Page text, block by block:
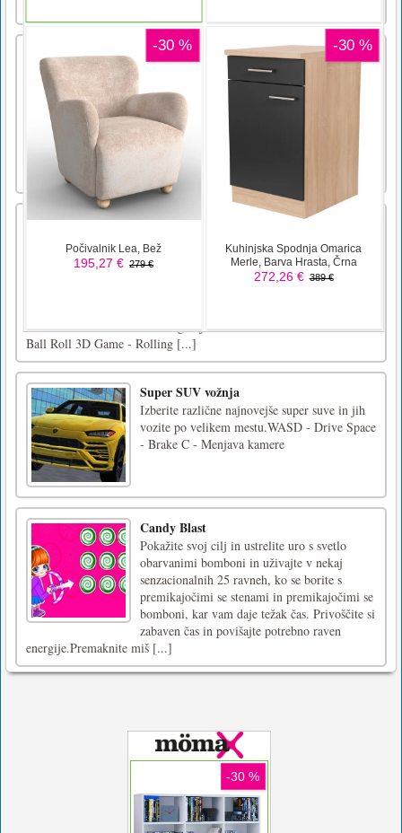
Ostajam
Pustoš. Izolacija. Preživetje. Eden od zadnjih
preživelih na zemlji mora izkoristiti pamet, da
pobegne iz zapuščene kmečke hiše. Raziščite
hišo, uporabite predmete in namige, če želite
razvozlati skrivnost, pobegniti in ostati eden
igra [...]
Roll Run 3D – Tapnite za zavijanje
Roll Run 3D je nov edinstven koncept z
kotaljenjem, samo tapnite, da zakotalite žogo
in dosežete cilj, bodite pozorni na ovire.
Game Igranje Roll Run 3D Game Features -
Ball Roll 3D Game - Rolling [...]
Super SUV vožnja
Izberite različne najnovejše super suve in jih
vozite po velikem mestu.WASD - Drive Space
- Brake C - Menjava kamere
Candy Blast
Pokažite svoj cilj in ustrelite uro s svetlo
obarvanimi bomboni in uživajte v nekaj
senzacionalnih 25 ravneh, ko se borite s
premikajočimi se stenami in premikajočimi se
bomboni, kar vam daje težak čas. Privoščite si
zabaven čas in povišajte potrebno raven
energije.Premaknite miš [...]